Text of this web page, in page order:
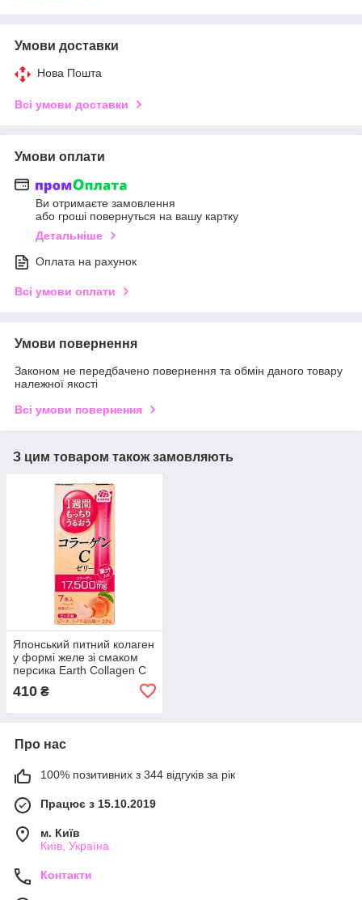
Умови доставки
Нова Пошта
Всі умови доставки
Умови оплати
Ви отримаєте замовлення
або гроші повернуться на вашу картку
Детальніше
Оплата на рахунок
Всі умови оплати
Умови повернення
Законом не передбачено повернення та обмін даного товару
належної якості
Всі умови повернення
З цим товаром також замовляють
Японський питний колаген
у формі желе зі смаком
персика Earth Collagen C
Jelly Peach 70g (на 7 днів)
410 ₴
Про нас
100% позитивних з 344 відгуків за рік
Працює з 15.10.2019
м. Київ
Київ, Україна
Контакти